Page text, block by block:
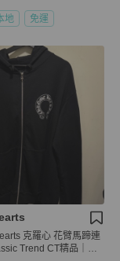
地 免運
克羅心 花臂馬蹄連
Trend CT精品｜台